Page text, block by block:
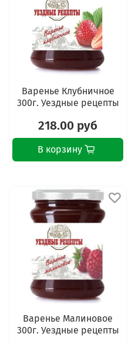
Варенье Клубничное
300г. Уездные рецепты
218.00 руб
В корзину
Варенье Малиновое
300г. Уездные рецепты